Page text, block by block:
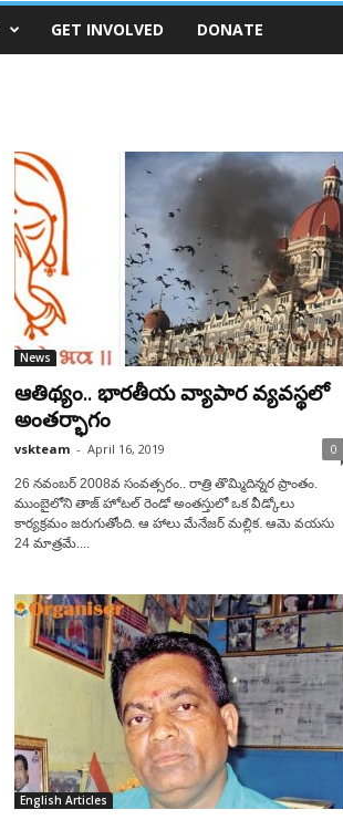
GET INVOLVED DONATE
News
ఆతిథ్యం.. భారతీయ వ్యాపార వ్యవస్థలో
అంతర్భాగం
vskteam - April 16, 2019 0
26 నవంబర్ 2008వ సంవత్సరం.. రాత్రి తొమ్మిదిన్నర ప్రాంతం.
ముంబైలోని తాజ్‌ హోటల్‌ రెండో అంతస్తులో ఒక వీడ్కోలు
కార్యక్రమం జరుగుతోంది. ఆ హాలు మేనేజర్‌ మల్లిక. ఆమె వయసు
24 మాత్రమే....
English Articles